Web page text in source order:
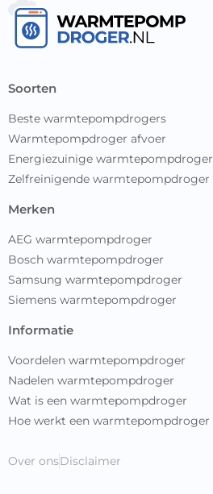
soorten
Beste warmtepompdrogers
Warmtepompdroger afvoer
Energiezuinige warmtepompdroger
Zelfreinigende warmtepompdroger
merken
AEG warmtepompdroger
Bosch warmtepompdroger
Samsung warmtepompdroger
Siemens warmtepompdroger
informatie
Voordelen warmtepompdroger
Nadelen warmtepompdroger
Wat is een warmtepompdroger
Hoe werkt een warmtepompdroger
Over onsDisclaimer